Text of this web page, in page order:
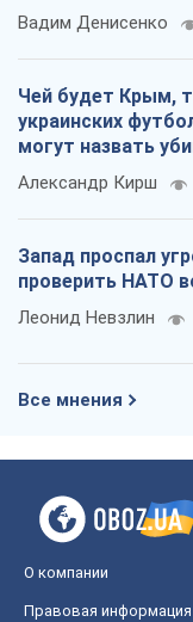
Вадим Денисенко
Чей будет Крым,
украинских
могут назвать
Александр Кирш
Запад проспал
проверить НАТО
Леонид Невзлин
Все мнения
О компании
Правовая информация